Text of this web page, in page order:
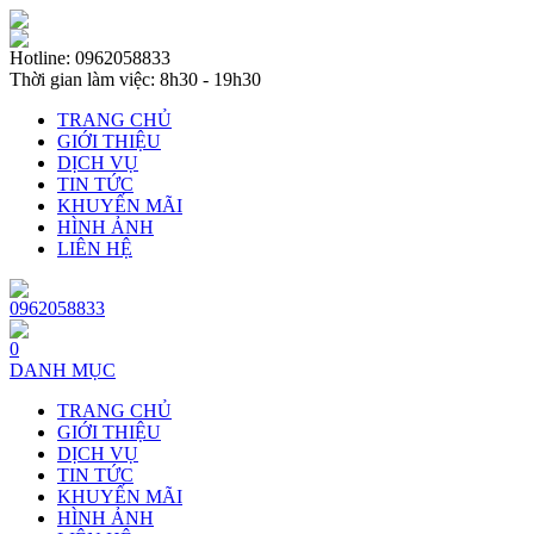
Hotline: 0962058833
Thời gian làm việc: 8h30 - 19h30
TRANG CHỦ
GIỚI THIỆU
DỊCH VỤ
TIN TỨC
KHUYẾN MÃI
HÌNH ẢNH
LIÊN HỆ
0962058833
0
DANH MỤC
TRANG CHỦ
GIỚI THIỆU
DỊCH VỤ
TIN TỨC
KHUYẾN MÃI
HÌNH ẢNH